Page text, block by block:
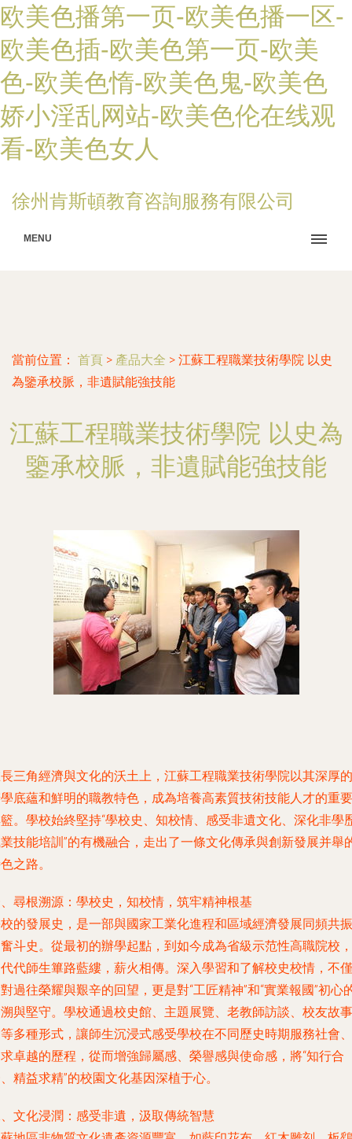
欧美色播第一页-欧美色播一区-
欧美色插-欧美色第一页-欧美
色-欧美色惰-欧美色鬼-欧美色
娇小淫乱网站-欧美色伦在线观
看-欧美色女人
徐州肯斯頓教育咨詢服務有限公司
MENU
當前位置： 首頁 > 產品大全 > 江蘇工程職業技術學院 以史
為鑒承校脈，非遺賦能強技能
江蘇工程職業技術學院 以史為
鑒承校脈，非遺賦能強技能
三角經濟與文化的沃土上，江蘇工程職業技術學院以其深厚的
底蘊和鮮明的職教特色，成為培養高素質技術技能人才的重要
。學校始終堅持“學校史、知校情、感受非遺文化、深化非學
技能培訓”的有機融合，走出了一條文化傳承與創新發展并舉
之路。
尋根溯源：學校史，知校情，筑牢精神根基
的發展史，是一部與國家工業化進程和區域經濟發展同頻共振
斗史。從最初的辦學起點，到如今成為省級示范性高職院校，
代師生篳路藍縷，薪火相傳。深入學習和了解校史校情，不僅
過往榮耀與艱辛的回望，更是對“工匠精神”和“實業報國”初心
與堅守。學校通過校史館、主題展覽、老教師訪談、校友故事
多種形式，讓師生沉浸式感受學校在不同歷史時期服務社會、
卓越的歷程，從而增強歸屬感、榮譽感與使命感，將“知行合
精益求精”的校園文化基因深植于心。
文化浸潤：感受非遺，汲取傳統智慧